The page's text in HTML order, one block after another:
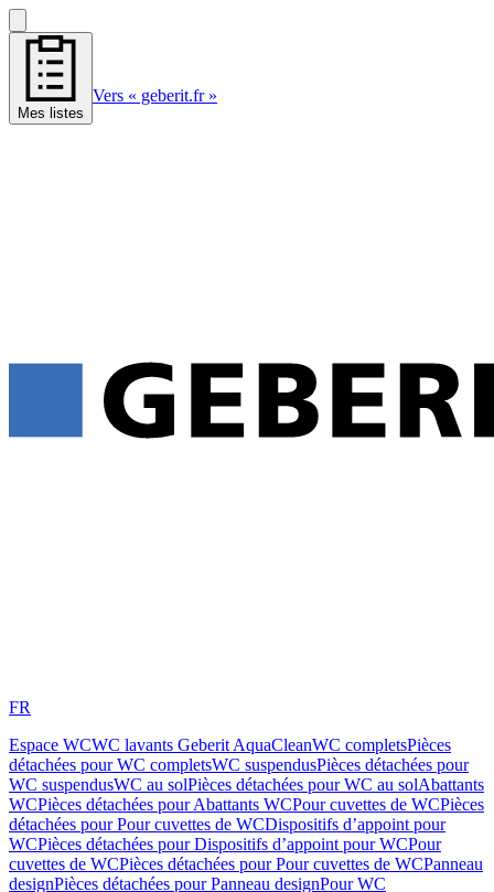
Mes listes
Vers « geberit.fr »
FR
Espace WCWC lavants Geberit AquaCleanWC completsPièces
détachées pour WC completsWC suspendusPièces détachées pour
WC suspendusWC au solPièces détachées pour WC au solAbattants
WCPièces détachées pour Abattants WCPour cuvettes de WCPièces
détachées pour Pour cuvettes de WCDispositifs d’appoint pour
WCPièces détachées pour Dispositifs d’appoint pour WCPour
cuvettes de WCPièces détachées pour Pour cuvettes de WCPanneau
designPièces détachées pour Panneau designPour WC